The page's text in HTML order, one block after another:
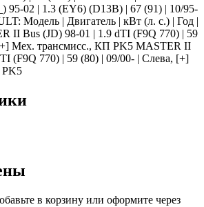
95-02 | 1.3 (EY6) (D13B) | 67 (91) | 10/95-
Модель | Двигатель | кВт (л. с.) | Год |
II Bus (JD) 98-01 | 1.9 dTI (F9Q 770) | 59
Мех. трансмисс., КП PK5 MASTER II
(F9Q 770) | 59 (80) | 09/00- | Слева, [+]
в корзину или оформите через